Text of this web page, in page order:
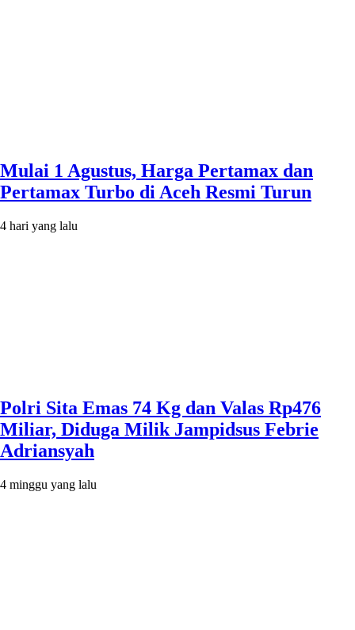
Mulai 1 Agustus, Harga Pertamax dan
Pertamax Turbo di Aceh Resmi Turun
4 hari yang lalu
Polri Sita Emas 74 Kg dan Valas Rp476
Miliar, Diduga Milik Jampidsus Febrie
Adriansyah
4 minggu yang lalu